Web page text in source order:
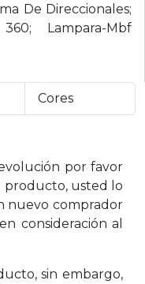
De Direccionales;
Lampara-Mbf
Cores
por favor
producto, usted lo
nuevo comprador
consideración al
sin embargo,